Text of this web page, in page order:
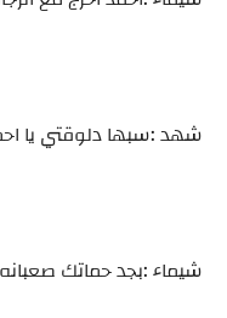
شهد :سبها دلوقتي يا
شيماء :بجد حماتك